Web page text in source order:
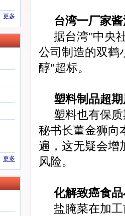
更多
更多
台湾一厂家
据台湾"中央
公司制造的双鹤
醇"超标。
塑料制品超
塑料也有保
秘书长董金狮向
遍，这无疑会增
风险。
化解致癌食
盐腌菜在加